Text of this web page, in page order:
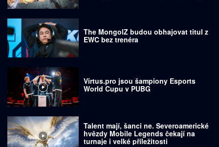
The MongolZ budou obhajovat titul z
EWC bez trenéra
Virtus.pro jsou šampiony Esports
World Cupu v PUBG
Talent mají, šanci ne. Severoamerické
hvězdy Mobile Legends čekají na
turnaje i velké příležitosti